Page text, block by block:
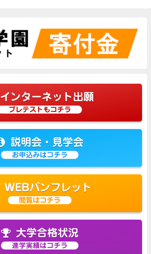
インターネット出願
プレテストもコチラ
説明会・見学会
お申込みはコチラ
WEBパンフレット
閲覧はコチラ
大学合格状況
進学実績はコチラ